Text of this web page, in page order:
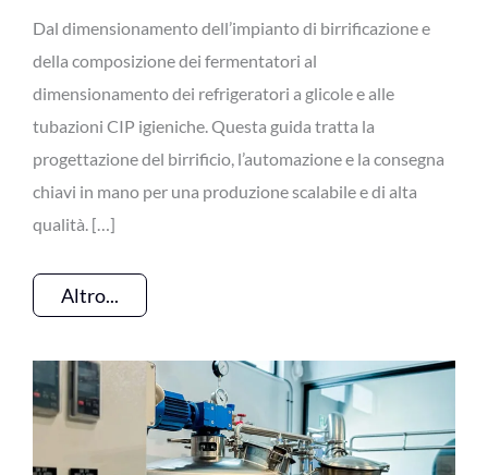
Dal dimensionamento dell’impianto di birrificazione e
della composizione dei fermentatori al
dimensionamento dei refrigeratori a glicole e alle
tubazioni CIP igieniche. Questa guida tratta la
progettazione del birrificio, l’automazione e la consegna
chiavi in mano per una produzione scalabile e di alta
qualità. […]
Altro...